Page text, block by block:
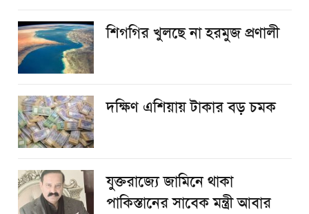
শিগগির খুলছে না হরমুজ প্রণালী
দক্ষিণ এশিয়ায় টাকার বড় চমক
যুক্তরাজ্যে জামিনে থাকা
পাকিস্তানের সাবেক মন্ত্রী আবার